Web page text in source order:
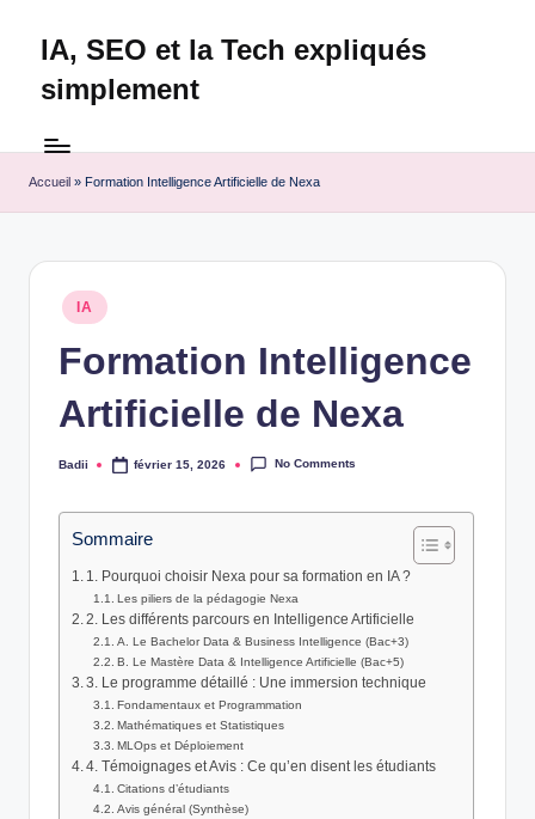
IA, SEO et la Tech expliqués
simplement
est
votre
destination
pour
l'actualité
tech.
Découvrez
des
tests
experts,
les
innovations
Accueil » Formation Intelligence Artificielle de Nexa
Posted
in
IA
Formation Intelligence
Artificielle de Nexa
Posted
Badii février 15, 2026 No Comments
Sommaire
1. Pourquoi choisir Nexa pour sa formation en IA ?
Les piliers de la pédagogie Nexa
2. Les différents parcours en Intelligence Artificielle
A. Le Bachelor Data & Business Intelligence (Bac+3)
B. Le Mastère Data & Intelligence Artificielle (Bac+5)
3. Le programme détaillé : Une immersion technique
Fondamentaux et Programmation
Mathématiques et Statistiques
MLOps et Déploiement
4. Témoignages et Avis : Ce qu’en disent les étudiants
Citations d’étudiants
Avis général (Synthèse)